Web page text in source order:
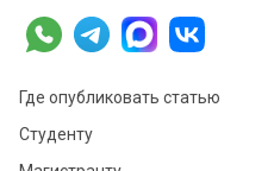
Где опубликовать статью
Студенту